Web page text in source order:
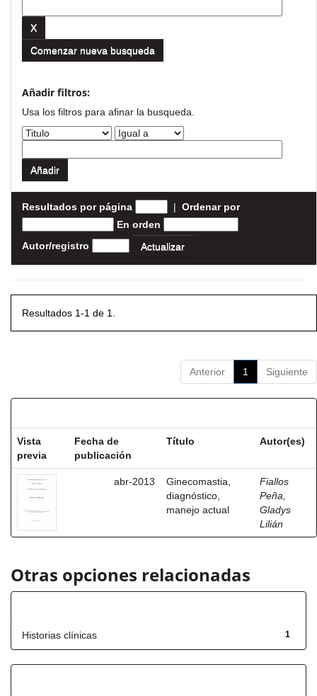
Comenzar nueva busqueda
Añadir filtros:
Usa los filtros para afinar la busqueda.
Resultados por página | Ordenar por
En orden
Autor/registro
Resultados 1-1 de 1.
Anterior 1 Siguiente
Vista
previa
Fecha de
publicación
Título Autor(es)
abr-2013
Ginecomastia,
diagnóstico,
manejo actual
Fiallos
Peña,
Gladys
Lilián
Otras opciones relacionadas
1
Historias clínicas